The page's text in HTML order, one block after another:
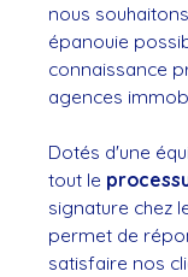
nous
épanouie
connaissance
agences
Dotés d'une
tout le
signature chez
permet de
satisfaire nos